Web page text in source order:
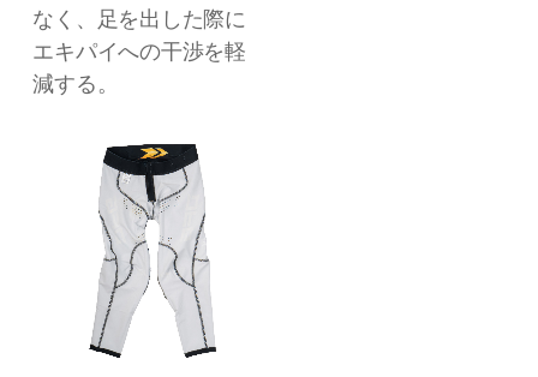
なく、足を出した際に
エキパイへの干渉を軽
減する。